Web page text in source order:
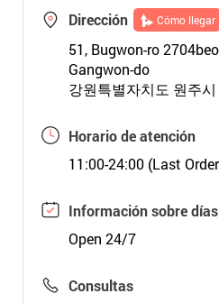
Dirección Cómo llegar
51, Bugwon-ro
Gangwon-do
강원특별자치도 원주
Horario de atención
11:00-24:00 (Last
Información sobre
Open 24/7
Consultas